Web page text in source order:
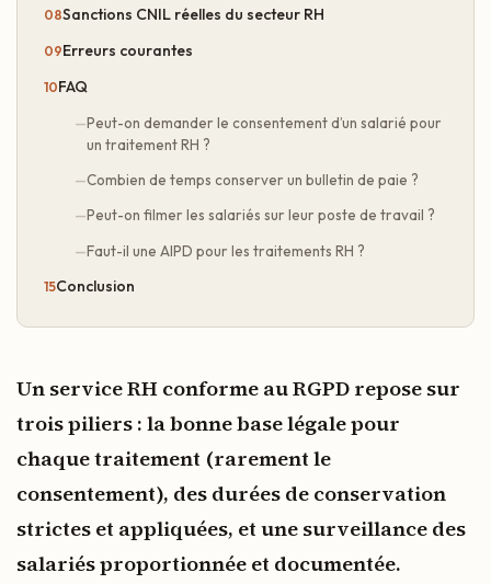
Sanctions CNIL réelles du secteur RH
Erreurs courantes
FAQ
Peut-on demander le consentement d’un salarié pour
un traitement RH ?
Combien de temps conserver un bulletin de paie ?
Peut-on filmer les salariés sur leur poste de travail ?
Faut-il une AIPD pour les traitements RH ?
Conclusion
Un service RH conforme au RGPD repose sur
trois piliers : la bonne base légale pour
chaque traitement (rarement le
consentement), des durées de conservation
strictes et appliquées, et une surveillance des
salariés proportionnée et documentée.